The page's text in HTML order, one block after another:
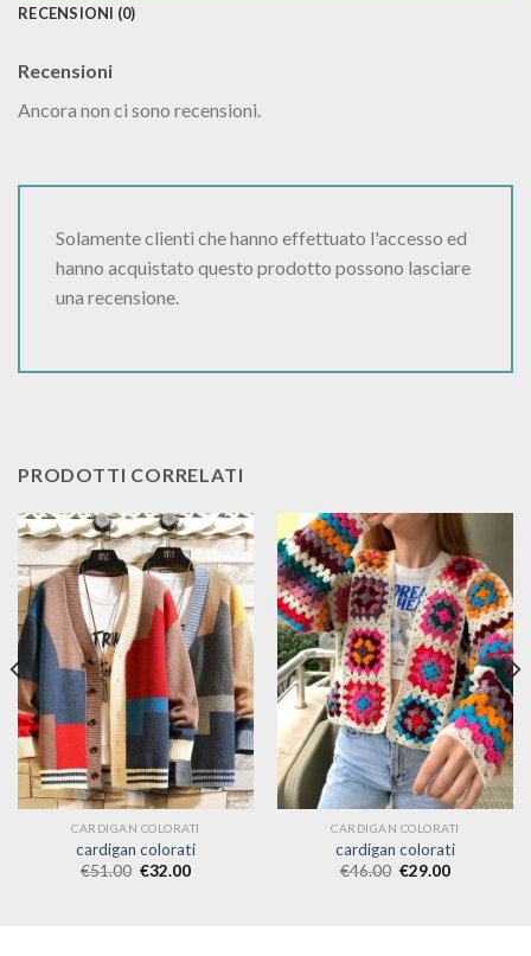
RECENSIONI (0)
Recensioni
Ancora non ci sono recensioni.
Solamente clienti che hanno effettuato l'accesso ed
hanno acquistato questo prodotto possono lasciare
una recensione.
PRODOTTI CORRELATI
CARDIGAN COLORATI
cardigan colorati
€51.00 €32.00
CARDIGAN COLORATI
cardigan colorati
€46.00 €29.00